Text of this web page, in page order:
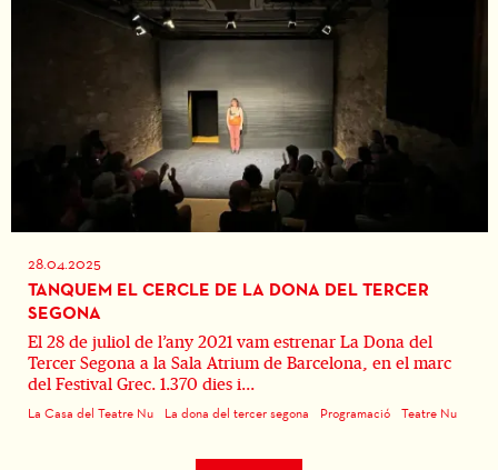
28.04.2025
TANQUEM EL CERCLE DE LA DONA DEL TERCER
SEGONA
El 28 de juliol de l’any 2021 vam estrenar La Dona del
Tercer Segona a la Sala Atrium de Barcelona, en el marc
del Festival Grec. 1.370 dies i...
La Casa del Teatre Nu La dona del tercer segona Programació Teatre Nu